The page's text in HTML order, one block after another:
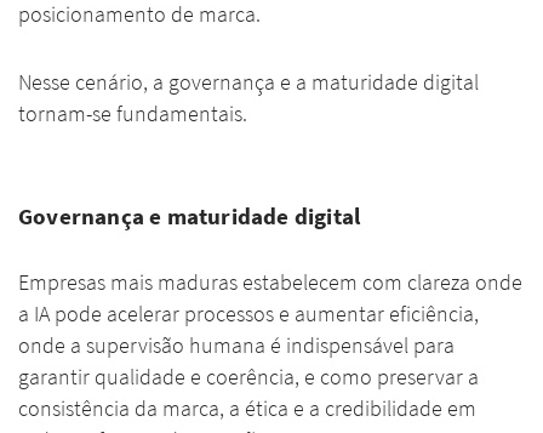
posicionamento de marca.
Nesse cenário, a governança e a maturidade digital
tornam-se fundamentais.
Governança e maturidade digital
Empresas mais maduras estabelecem com clareza onde
a IA pode acelerar processos e aumentar eficiência,
onde a supervisão humana é indispensável para
garantir qualidade e coerência, e como preservar a
consistência da marca, a ética e a credibilidade em